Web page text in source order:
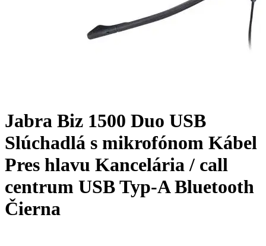
Jabra Biz 1500 Duo USB
Slúchadlá s mikrofónom Kábel
Pres hlavu Kancelária / call
centrum USB Typ-A Bluetooth
Čierna